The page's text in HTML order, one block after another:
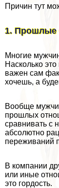
Причин тут
1. Прошлые
Многие
Насколько
важен сам
хочешь, а
Вообще
прошлых
сравнивать с
абсолютно
переживаний
В компании
или иные
это гордость.